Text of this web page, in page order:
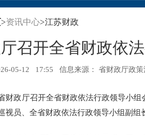
>资讯中心>江苏财政
召开全省财政依
05-12 17:55 信息来源： 省财政厅政策
财政厅召开全省财政依法行政领导小
视员、全省财政依法行政领导小组副组